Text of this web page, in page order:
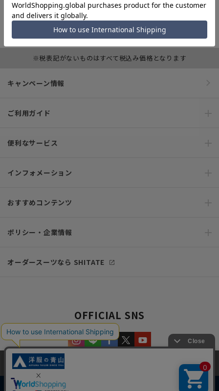
ご利用ガイド サポート・お問い合わせ
※税表記がないものはすべて税込み価格となります
キャンペーン情報
ご利用ガイド
便利なサービス
インフォメーション
おすすめコンテンツ
ポリシー・企業情報
オーダースーツなら SHITATE
OFFICIAL SNS
当サイトでは、快適な閲覧体験とコンテンツ改善のためにCookieを使用
しています。閲覧を続けることで、Cookieの使用に同意したものとみな